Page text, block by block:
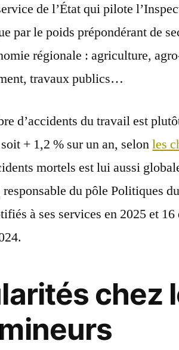
de l’État qui pilote
par le poids prépondérant de
régionale : agriculture,
travaux publics…
d’accidents du travail est
+ 1,2 % sur un an, selonles
mortels est lui aussi
du pôle Politiques
à ses services en 2025 et 16
chez